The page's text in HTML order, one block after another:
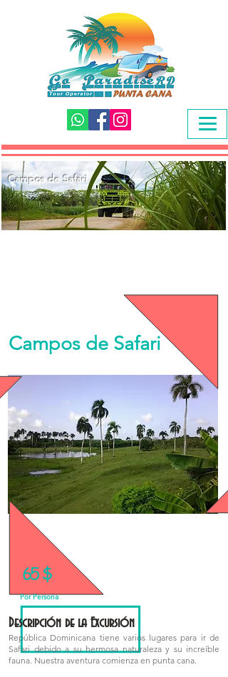
Campos de Safari
Campos de Safari
65 $
Por Persona
Descripción de la Excursión
República Dominicana tiene varios lugares para ir de
Safari debido a su hermosa naturaleza y su increíble
fauna. Nuestra aventura comienza en punta cana.